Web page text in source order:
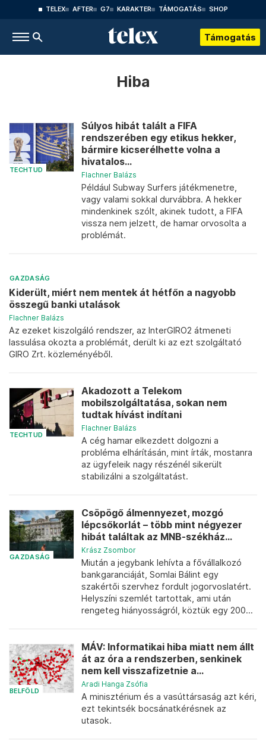
TELEX AFTER G7 KARAKTER TÁMOGATÁS SHOP
Támogatás
Hiba
TECHTUD
Súlyos hibát talált a FIFA
rendszerében egy etikus hekker,
bármire kicserélhette volna a
hivatalos...
Flachner Balázs
Például Subway Surfers játékmenetre,
vagy valami sokkal durvábbra. A hekker
mindenkinek szólt, akinek tudott, a FIFA
vissza nem jelzett, de hamar orvosolta a
problémát.
GAZDASÁG
Kiderült, miért nem mentek át hétfőn a nagyobb
összegű banki utalások
Flachner Balázs
Az ezeket kiszolgáló rendszer, az InterGIRO2 átmeneti
lassulása okozta a problémát, derült ki az ezt szolgáltató
GIRO Zrt. közleményéből.
TECHTUD
Akadozott a Telekom
mobilszolgáltatása, sokan nem
tudtak hívást indítani
Flachner Balázs
A cég hamar elkezdett dolgozni a
probléma elhárításán, mint írták, mostanra
az ügyfeleik nagy részénél sikerült
stabilizálni a szolgáltatást.
GAZDASÁG
Csöpögő álmennyezet, mozgó
lépcsőkorlát – több mint négyezer
hibát találtak az MNB-székház...
Krász Zsombor
Miután a jegybank lehívta a fővállalkozó
bankgaranciáját, Somlai Bálint egy
szakértői szervhez fordult jogorvoslatért.
Helyszíni szemlét tartottak, ami után
rengeteg hiányosságról, köztük egy 200...
BELFÖLD
MÁV: Informatikai hiba miatt nem állt
át az óra a rendszerben, senkinek
nem kell visszafizetnie a...
Aradi Hanga Zsófia
A minisztérium és a vasúttársaság azt kéri,
ezt tekintsék bocsánatkérésnek az
utasok.